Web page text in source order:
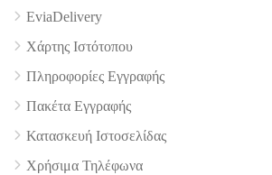
EviaDelivery
Χάρτης Ιστότοπου
Πληροφορίες Εγγραφής
Πακέτα Εγγραφής
Κατασκευή Ιστοσελίδας
Χρήσιμα Τηλέφωνα